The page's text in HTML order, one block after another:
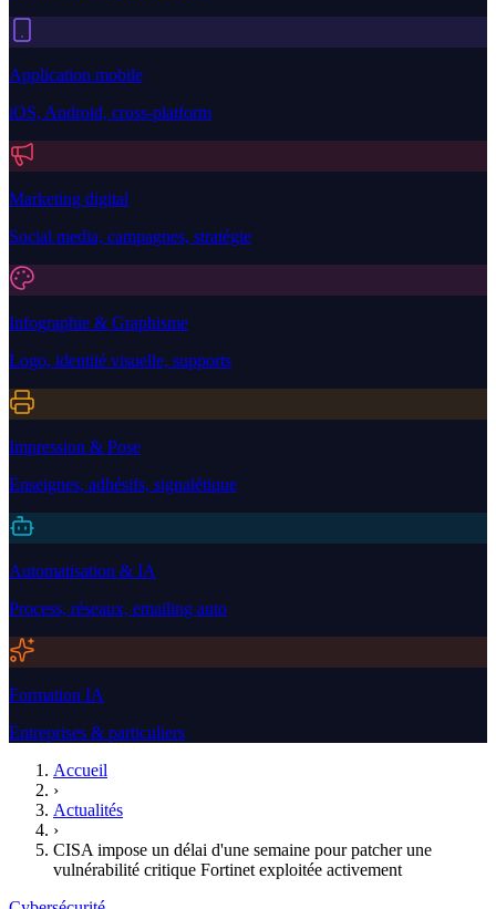
Application mobile
iOS, Android, cross-platform
Marketing digital
Social media, campagnes, stratégie
Infographie & Graphisme
Logo, identité visuelle, supports
Impression & Pose
Enseignes, adhésifs, signalétique
Automatisation & IA
Process, réseaux, emailing auto
Formation IA
Entreprises & particuliers
Accueil
›
Actualités
›
CISA impose un délai d'une semaine pour patcher une
vulnérabilité critique Fortinet exploitée activement